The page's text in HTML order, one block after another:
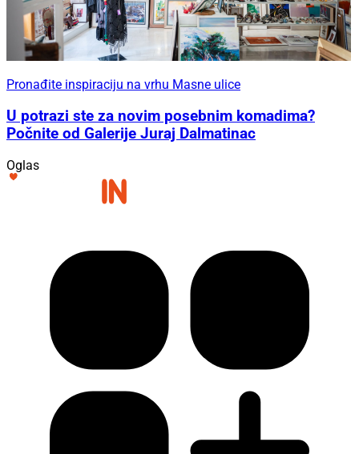
Pronađite inspiraciju na vrhu Masne ulice
U potrazi ste za novim posebnim komadima?
Počnite od Galerije Juraj Dalmatinac
Oglas